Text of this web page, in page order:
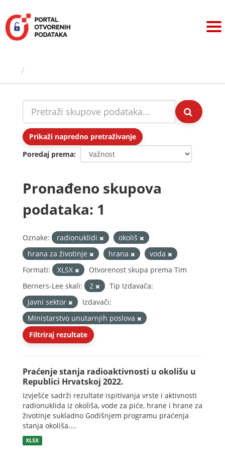
sadržaj
Prikaži napredno pretraživanje
Poredaj prema
Pronađeno skupova
podataka: 1
Oznake: radionuklidi
okoliš
hrana za životinje
hrana
voda
Formati:
XLSX
Otvorenost skupa prema Tim
Berners-Lee skali:
2
Tip Izdavača:
Javni sektor
Izdavači:
Ministarstvo unutarnjih poslova
Filtriraj rezultate
Praćenje stanja radioaktivnosti u okolišu u
Republici Hrvatskoj 2022.
Izvješće sadrži rezultate ispitivanja vrste i aktivnosti
radionuklida iz okoliša, vode za piće, hrane i hrane za
životinje sukladno Godišnjem programu praćenja
stanja okoliša....
XLSX